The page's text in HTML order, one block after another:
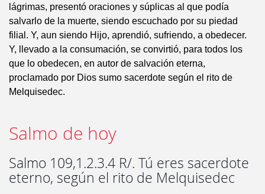
lágrimas, presentó oraciones y súplicas al que podía
salvarlo de la muerte, siendo escuchado por su piedad
filial. Y, aun siendo Hijo, aprendió, sufriendo, a obedecer.
Y, llevado a la consumación, se convirtió, para todos los
que lo obedecen, en autor de salvación eterna,
proclamado por Dios sumo sacerdote según el rito de
Melquisedec.
Salmo de hoy
Salmo 109,1.2.3.4 R/. Tú eres sacerdote
eterno, según el rito de Melquisedec